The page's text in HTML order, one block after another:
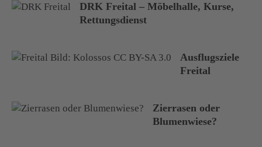
DRK Freital – Möbelhalle, Kurse,
Rettungsdienst
Ausflugsziele
Freital
Zierrasen oder
Blumenwiese?